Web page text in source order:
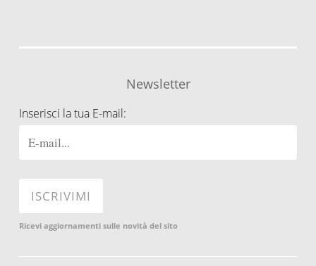
Newsletter
Inserisci la tua E-mail:
Ricevi aggiornamenti sulle novità del sito